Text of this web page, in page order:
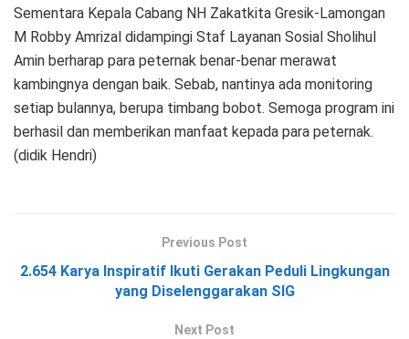
Sementara Kepala Cabang NH Zakatkita Gresik-Lamongan
M Robby Amrizal didampingi Staf Layanan Sosial Sholihul
Amin berharap para peternak benar-benar merawat
kambingnya dengan baik. Sebab, nantinya ada monitoring
setiap bulannya, berupa timbang bobot. Semoga program ini
berhasil dan memberikan manfaat kepada para peternak.
(didik Hendri)
Previous Post
2.654 Karya Inspiratif Ikuti Gerakan Peduli Lingkungan
yang Diselenggarakan SIG
Next Post